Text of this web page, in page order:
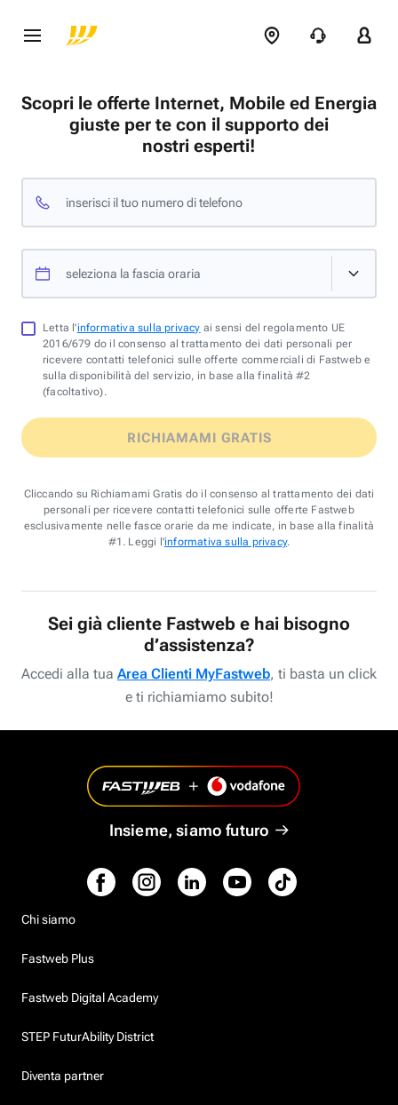
Scopri le offerte Internet, Mobile ed Energia
giuste per te con il supporto dei
nostri esperti!
inserisci il tuo numero di telefono
seleziona la fascia oraria
Letta l'informativa sulla privacy ai sensi del regolamento UE
2016/679 do il consenso al trattamento dei dati personali per
ricevere contatti telefonici sulle offerte commerciali di Fastweb e
sulla disponibilità del servizio, in base alla finalità #2
(facoltativo).
RICHIAMAMI GRATIS
Cliccando su Richiamami Gratis do il consenso al trattamento dei dati
personali per ricevere contatti telefonici sulle offerte Fastweb
esclusivamente nelle fasce orarie da me indicate, in base alla finalità
#1. Leggi l'informativa sulla privacy.
Sei già cliente Fastweb e hai bisogno
d’assistenza?
Accedi alla tua Area Clienti MyFastweb, ti basta un click
e ti richiamiamo subito!
Insieme, siamo futuro
Chi siamo
Fastweb Plus
Fastweb Digital Academy
STEP FuturAbility District
Diventa partner